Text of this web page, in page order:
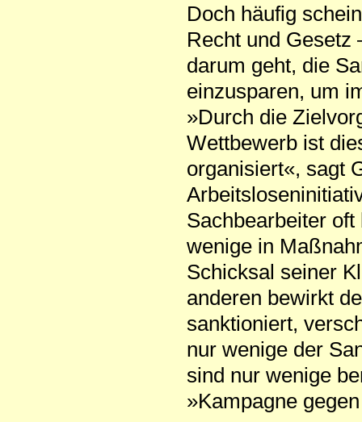
Doch häufig
Recht und Gesetz
darum geht, die
einzusparen, um
»Durch die
Wettbewerb ist
organisiert«, sagt
Sachbe­arbeiter
wenige in
Schicksal seiner
anderen bewirkt
sanktioniert,
nur wenige der
sind nur wenige
»Kampagne